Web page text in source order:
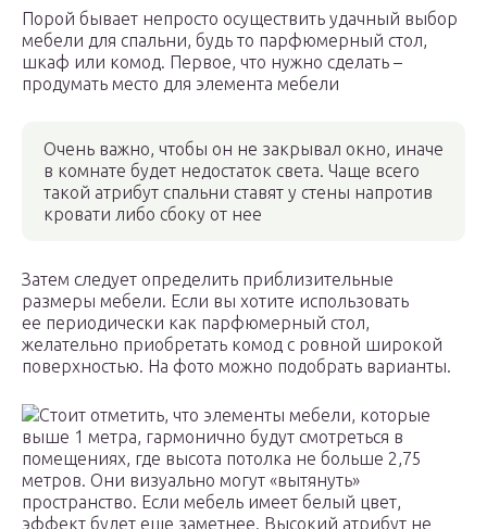
Порой бывает непросто осуществить удачный выбор
мебели для спальни, будь то парфюмерный стол,
шкаф или комод. Первое, что нужно сделать –
продумать место для элемента мебели
Очень важно, чтобы он не закрывал окно, иначе
в комнате будет недостаток света. Чаще всего
такой атрибут спальни ставят у стены напротив
кровати либо сбоку от нее
Затем следует определить приблизительные
размеры мебели. Если вы хотите использовать
ее периодически как парфюмерный стол,
желательно приобретать комод с ровной широкой
поверхностью. На фото можно подобрать варианты.
Стоит отметить, что элементы мебели, которые
выше 1 метра, гармонично будут смотреться в
помещениях, где высота потолка не больше 2,75
метров. Они визуально могут «вытянуть»
пространство. Если мебель имеет белый цвет,
эффект будет еще заметнее. Высокий атрибут не